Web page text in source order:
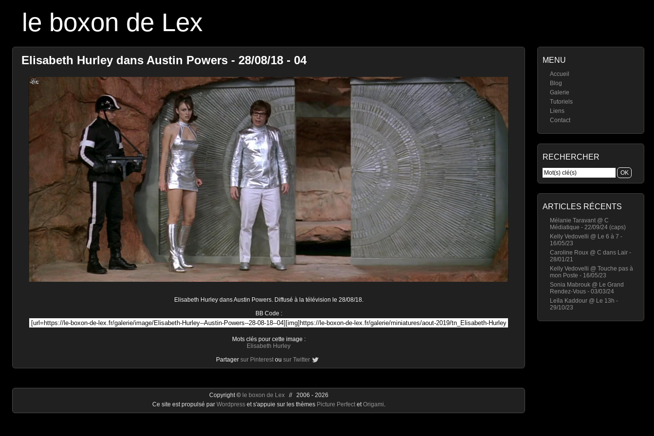
le boxon de Lex
MENU
Accueil
Blog
Galerie
Tutoriels
Liens
Contact
RECHERCHER
ARTICLES RÉCENTS
Mélanie Taravant @ C
Médiatique - 22/09/24 (caps)
Kelly Vedovelli @ Le 6 à 7 -
16/05/23
Caroline Roux @ C dans Lair -
28/01/21
Kelly Vedovelli @ Touche pas à
mon Poste - 16/05/23
Sonia Mabrouk @ Le Grand
Rendez-Vous - 03/03/24
Leïla Kaddour @ Le 13h -
29/10/23
Elisabeth Hurley dans Austin Powers - 28/08/18 - 04
Elisabeth Hurley dans Austin Powers. Diffusé à la télévision le 28/08/18.
BB Code :
Mots clés pour cette image :
Elisabeth Hurley
Partager sur Pinterest ou sur Twitter
Copyright © le boxon de Lex// 2006 - 2026
Ce site est propulsé par Wordpress et s'appuie sur les thèmes Picture PerfectetOrigami.